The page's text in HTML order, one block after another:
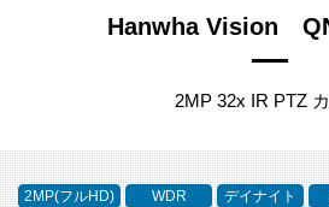
Hanwha Vision
2MP 32x IR PTZ
2MP(フルHD) WDR デイナイト